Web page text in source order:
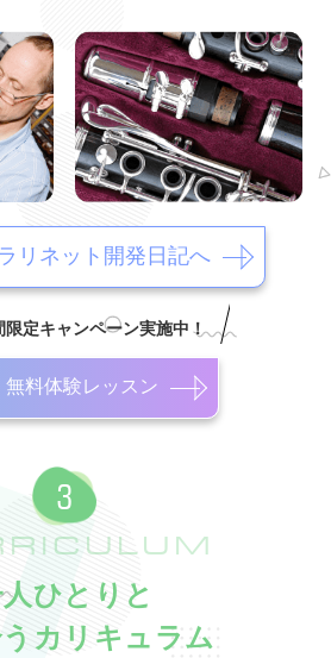
ネット開発日記へ
限定キャンペーン実施中！
無料体験レッスン
ひとりと
カリキュラム